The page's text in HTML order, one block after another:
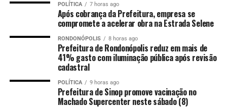
POLÍTICA 7 horas ago
Após cobrança da Prefeitura, empresa se
compromete a acelerar obra na Estrada Selene
RONDONÓPOLIS 8 horas ago
Prefeitura de Rondonópolis reduz em mais de
41% gasto com iluminação pública após revisão
cadastral
POLÍTICA 9 horas ago
Prefeitura de Sinop promove vacinação no
Machado Supercenter neste sábado (8)